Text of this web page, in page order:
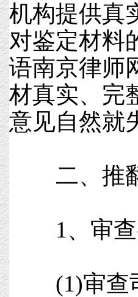
机构提供真
对鉴定材料
语南京律师
材真实、完
意见自然就
二、推翻
1、审查
(1)审查